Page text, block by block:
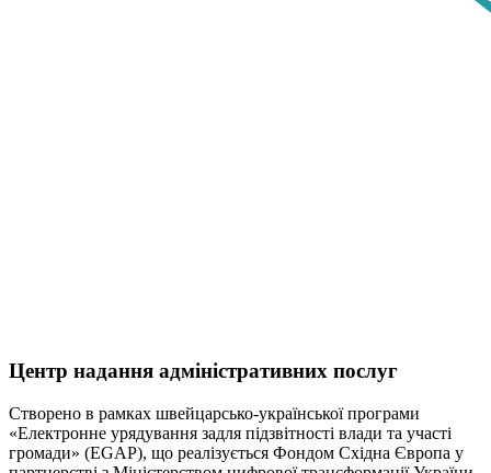
Центр надання адміністративних послуг
Створено в рамках швейцарсько-української програми
«Електронне урядування задля підзвітності влади та участі
громади» (EGAP), що реалізується Фондом Східна Європа у